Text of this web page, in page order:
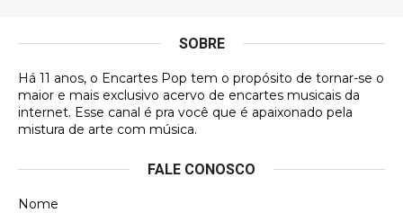
DVD MIDINHO
Francierton
futuras aquisições, e olhando o encarte aqui, me
SOBRE
Há 11 anos, o Encartes Pop tem o propósito de tornar-se o
maior e mais exclusivo acervo de encartes musicais da
internet. Esse canal é pra você que é apaixonado pela
mistura de arte com música.
FALE CONOSCO
Nome